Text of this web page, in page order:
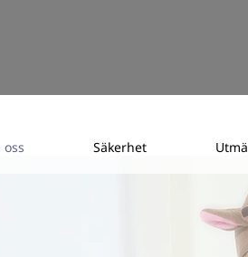
oss Säkerhet